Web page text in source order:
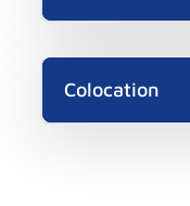
Colocation